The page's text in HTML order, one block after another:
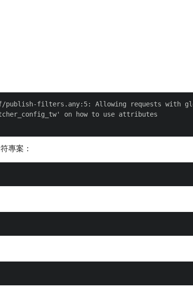
publish-filters.any:5: Allowing requests with
on how to use attributes
專案：